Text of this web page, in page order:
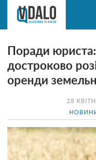
28
Поради
достроково
оренди